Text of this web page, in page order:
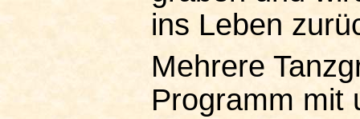
ins Leben
Mehrere
Programm mit